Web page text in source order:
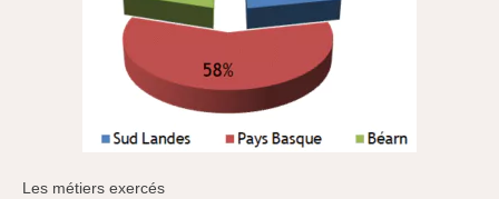
Les métiers exercés